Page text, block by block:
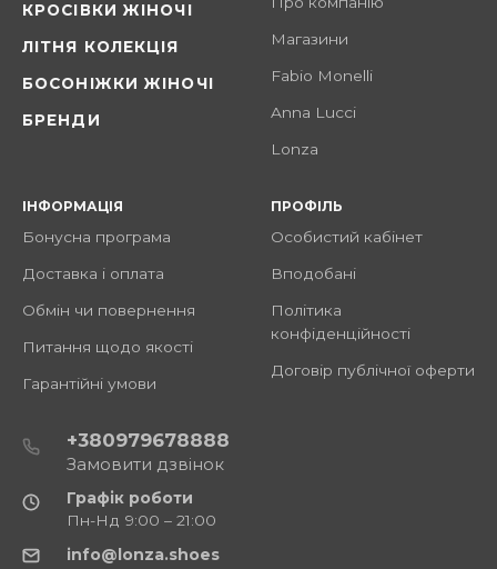
КРОСІВКИ ЖІНОЧІ
ЛІТНЯ КОЛЕКЦІЯ
БОСОНІЖКИ ЖІНОЧІ
БРЕНДИ
Магазини
Fabio Monelli
Anna Lucci
Lonza
ІНФОРМАЦІЯ
Бонусна програма
Доставка і оплата
Обмін чи повернення
Питання щодо якості
Гарантійні умови
ПРОФІЛЬ
Особистий кабінет
Вподобані
Політика
конфіденційності
Договір публічної оферти
+380979678888
Замовити дзвінок
Графік роботи
Пн-Нд 9:00 – 21:00
info@lonza.shoes